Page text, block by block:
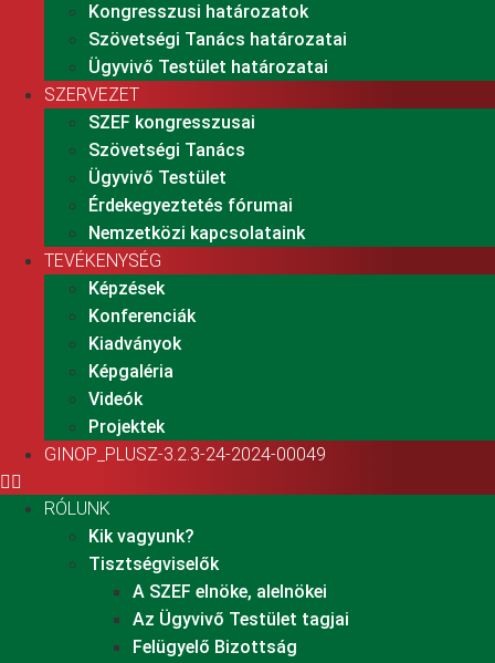
Kongresszusi határozatok
Szövetségi Tanács határozatai
Ügyvivő Testület határozatai
SZERVEZET
SZEF kongresszusai
Szövetségi Tanács
Ügyvivő Testület
Érdekegyeztetés fórumai
Nemzetközi kapcsolataink
TEVÉKENYSÉG
Képzések
Konferenciák
Kiadványok
Képgaléria
Videók
Projektek
GINOP_PLUSZ-3.2.3-24-2024-00049
RÓLUNK
Kik vagyunk?
Tisztségviselők
A SZEF elnöke, alelnökei
Az Ügyvivő Testület tagjai
Felügyelő Bizottság